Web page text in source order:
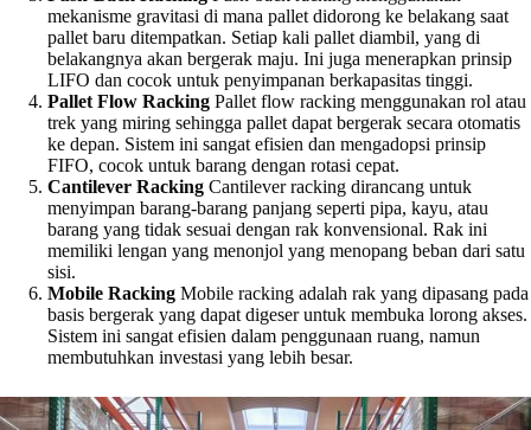
mekanisme gravitasi di mana pallet didorong ke belakang saat
pallet baru ditempatkan. Setiap kali pallet diambil, yang di
belakangnya akan bergerak maju. Ini juga menerapkan prinsip
LIFO dan cocok untuk penyimpanan berkapasitas tinggi.
Pallet Flow Racking Pallet flow racking menggunakan rol atau
trek yang miring sehingga pallet dapat bergerak secara otomatis
ke depan. Sistem ini sangat efisien dan mengadopsi prinsip
FIFO, cocok untuk barang dengan rotasi cepat.
Cantilever Racking Cantilever racking dirancang untuk
menyimpan barang-barang panjang seperti pipa, kayu, atau
barang yang tidak sesuai dengan rak konvensional. Rak ini
memiliki lengan yang menonjol yang menopang beban dari satu
sisi.
Mobile Racking Mobile racking adalah rak yang dipasang pada
basis bergerak yang dapat digeser untuk membuka lorong akses.
Sistem ini sangat efisien dalam penggunaan ruang, namun
membutuhkan investasi yang lebih besar.